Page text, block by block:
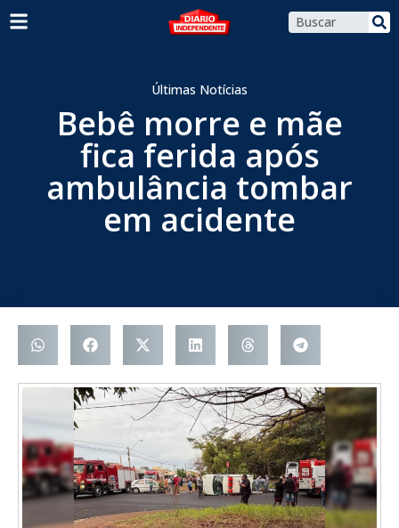
Últimas Notícias
Bebê morre e mãe
fica ferida após
ambulância tombar
em acidente